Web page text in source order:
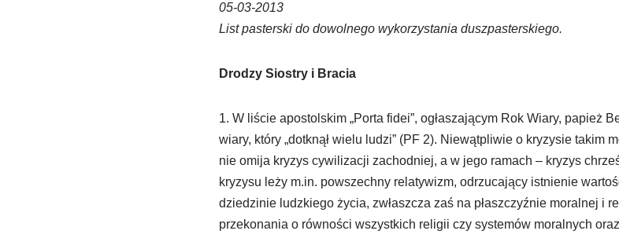
05-03-2013
List pasterski do dowolnego wykorzystania duszpasterskiego.
Drodzy Siostry i Bracia
1. W liście apostolskim „Porta fidei”, ogłaszającym Rok Wiary, papież
wiary, który „dotknął wielu ludzi” (PF 2). Niewątpliwie o kryzysie takim
nie omija kryzys cywilizacji zachodniej, a w jego ramach – kryzys
kryzysu leży m.in. powszechny relatywizm, odrzucający istnienie
dziedzinie ludzkiego życia, zwłaszcza zaś na płaszczyźnie moralnej i
przekonania o równości wszystkich religii czy systemów moralnych